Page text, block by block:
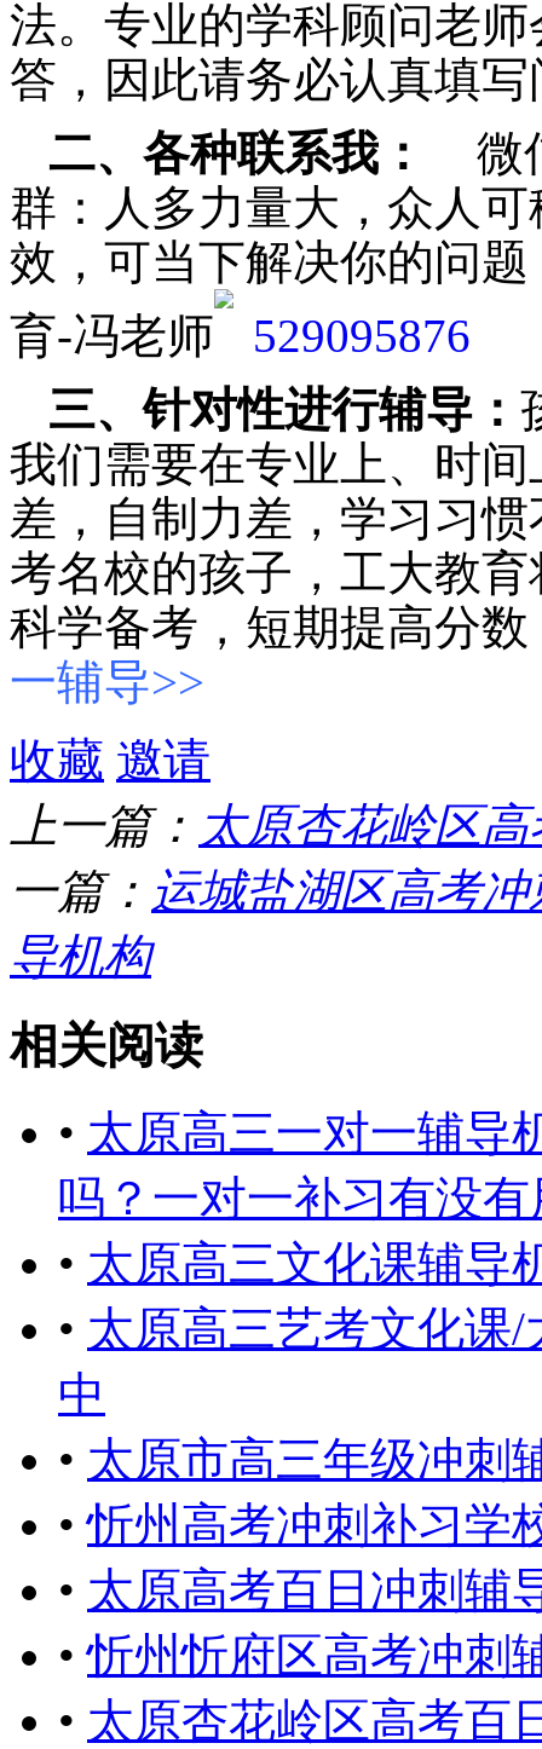
法。专业的学科顾问老
答，因此请务必认真填
二、各种联系我：
微
群：人多力量大，众人可
效，可当下解决你的问题
育-冯老师
三、针对性进行辅导：
我们需要在专业上、时
差，自制力差，学习习
考名校的孩子，工大教
科学备考，短期提高分
一辅导>>
收藏 邀请
上一篇： 太原杏花岭区
一篇： 运城盐湖区高考
导机构
相关阅读
• 太原高三一对一辅导
吗？一对一补习有没有
• 太原高三文化课辅导
• 太原高三艺考文化课
中
• 太原市高三年级冲刺
•忻州高考冲刺补习学
• 太原高考百日冲刺辅
•忻州忻府区高考冲刺
• 太原杏花岭区高考百